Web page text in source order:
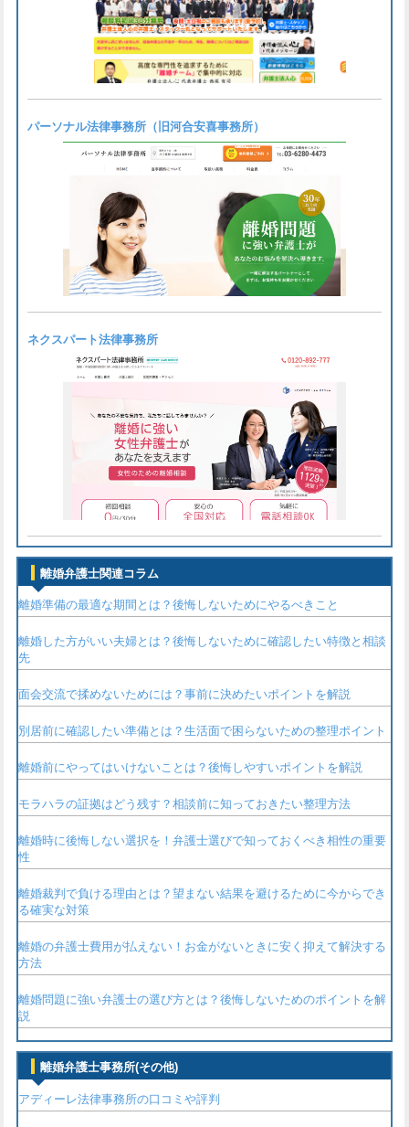
パーソナル法律事務所（旧河合安喜事務所）
ネクスパート法律事務所
離婚弁護士関連コラム
離婚準備の最適な期間とは？後悔しないためにやるべきこと
離婚した方がいい夫婦とは？後悔しないために確認したい特徴と相談
先
面会交流で揉めないためには？事前に決めたいポイントを解説
別居前に確認したい準備とは？生活面で困らないための整理ポイント
離婚前にやってはいけないことは？後悔しやすいポイントを解説
モラハラの証拠はどう残す？相談前に知っておきたい整理方法
離婚時に後悔しない選択を！弁護士選びで知っておくべき相性の重要
性
離婚裁判で負ける理由とは？望まない結果を避けるために今からでき
る確実な対策
離婚の弁護士費用が払えない！お金がないときに安く抑えて解決する
方法
離婚問題に強い弁護士の選び方とは？後悔しないためのポイントを解
説
離婚弁護士事務所(その他)
アディーレ法律事務所の口コミや評判